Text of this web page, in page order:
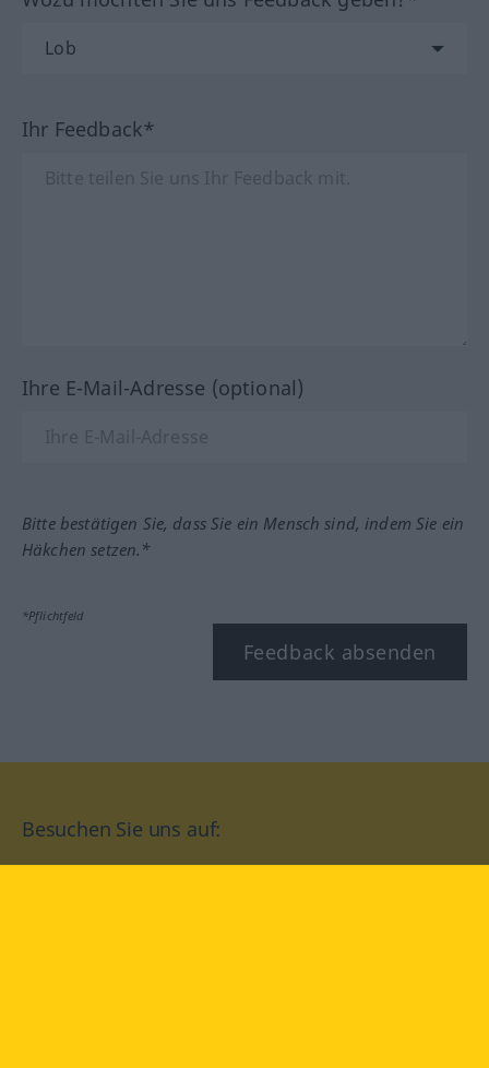
Ihr Feedback*
Ihre E-Mail-Adresse (optional)
Bitte bestätigen Sie, dass Sie ein Mensch sind, indem Sie ein
Häkchen setzen.*
*Pflichtfeld
Feedback absenden
Besuchen Sie uns auf: